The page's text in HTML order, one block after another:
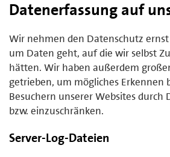
Datenerfassung auf
Wir nehmen den Datenschutz
um Daten geht, auf die wir selbst
hätten. Wir haben außerdem
getrieben, um mögliches Erkennen
Besuchern unserer Websites durch
bzw. einzuschränken.
Server-Log-Dateien